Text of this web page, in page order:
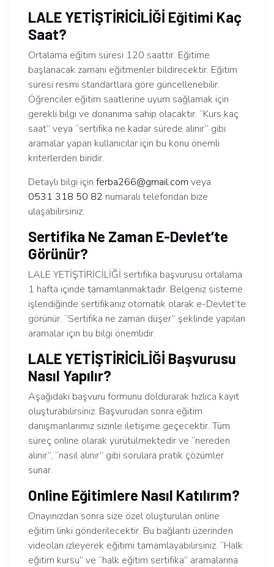
LALE YETİŞTİRİCİLİĞİ Eğitimi Kaç
Saat?
Ortalama eğitim süresi 120 saattir. Eğitime
başlanacak zamanı eğitmenler bildirecektir. Eğitim
süresi resmi standartlara göre güncellenebilir.
Öğrenciler eğitim saatlerine uyum sağlamak için
gerekli bilgi ve donanıma sahip olacaktır. “Kurs kaç
saat” veya “sertifika ne kadar sürede alınır” gibi
aramalar yapan kullanıcılar için bu konu önemli
kriterlerden biridir.
Detaylı bilgi için ferba266@gmail.com veya
0531 318 50 82 numaralı telefondan bize
ulaşabilirsiniz.
Sertifika Ne Zaman E-Devlet’te
Görünür?
LALE YETİŞTİRİCİLİĞİ sertifika başvurusu ortalama
1 hafta içinde tamamlanmaktadır. Belgeniz sisteme
işlendiğinde sertifikanız otomatik olarak e-Devlet’te
görünür. “Sertifika ne zaman düşer” şeklinde yapılan
aramalar için bu bilgi önemlidir.
LALE YETİŞTİRİCİLİĞİ Başvurusu
Nasıl Yapılır?
Aşağıdaki başvuru formunu doldurarak hızlıca kayıt
oluşturabilirsiniz. Başvurudan sonra eğitim
danışmanlarımız sizinle iletişime geçecektir. Tüm
süreç online olarak yürütülmektedir ve “nereden
alınır”, “nasıl alınır” gibi sorulara pratik çözümler
sunar.
Online Eğitimlere Nasıl Katılırım?
Onayınızdan sonra size özel oluşturulan online
eğitim linki gönderilecektir. Bu bağlantı üzerinden
videoları izleyerek eğitimi tamamlayabilirsiniz. “Halk
eğitim kursu” ve “halk eğitim sertifika” aramalarına